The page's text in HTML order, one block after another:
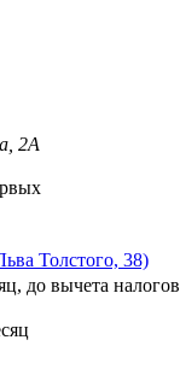
2А
Толстого, 38)
до вычета налогов